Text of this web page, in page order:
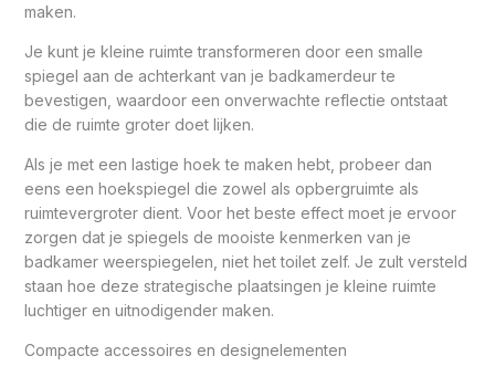
maken.
Je kunt je kleine ruimte transformeren door een smalle
spiegel aan de achterkant van je badkamerdeur te
bevestigen, waardoor een onverwachte reflectie ontstaat
die de ruimte groter doet lijken.
Als je met een lastige hoek te maken hebt, probeer dan
eens een hoekspiegel die zowel als opbergruimte als
ruimtevergroter dient. Voor het beste effect moet je ervoor
zorgen dat je spiegels de mooiste kenmerken van je
badkamer weerspiegelen, niet het toilet zelf. Je zult versteld
staan hoe deze strategische plaatsingen je kleine ruimte
luchtiger en uitnodigender maken.
Compacte accessoires en designelementen